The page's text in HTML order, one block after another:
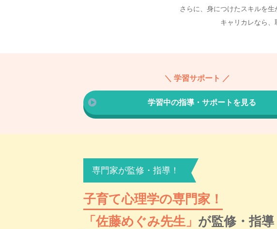
さらに、身につけたスキルを
キャリカレなら、
＼ 学習サポート ／
学習中の指導・サポートを見る
専門家が監修・指導！
子育て心理学の専門家！
「佐藤めぐみ先生」 が監修・指導